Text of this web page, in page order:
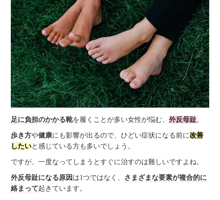
足に負担のかかる靴を履くことが多い女性が悩む、外反母趾。
歩き方や健康にも影響が出るので、ひどい症状になる前に改善
したいと感じている方も多いでしょう。
ですが、一度なってしまうとすぐに治すのは難しいですよね。
外反母趾になる原因 は1つではなく、 さまざまな要素が複合的に
絡まって起きています。